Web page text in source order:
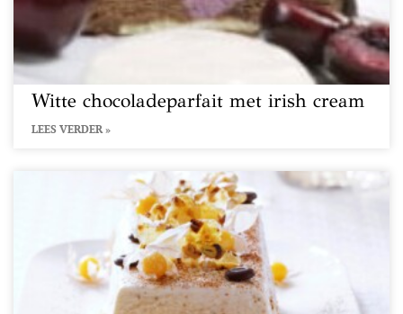
Witte chocoladeparfait met irish cream
LEES VERDER »